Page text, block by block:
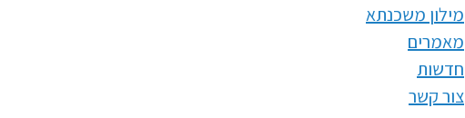
מילון משכנתא
מאמרים
חדשות
צור קשר